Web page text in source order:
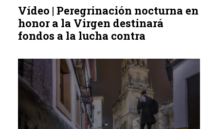
Vídeo | Peregrinación nocturna en
honor a la Virgen destinará
fondos a la lucha contra